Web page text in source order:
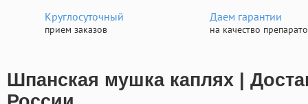
Круглосуточный
прием заказов
Даем гарантии
на качество
Шпанская мушка каплях |